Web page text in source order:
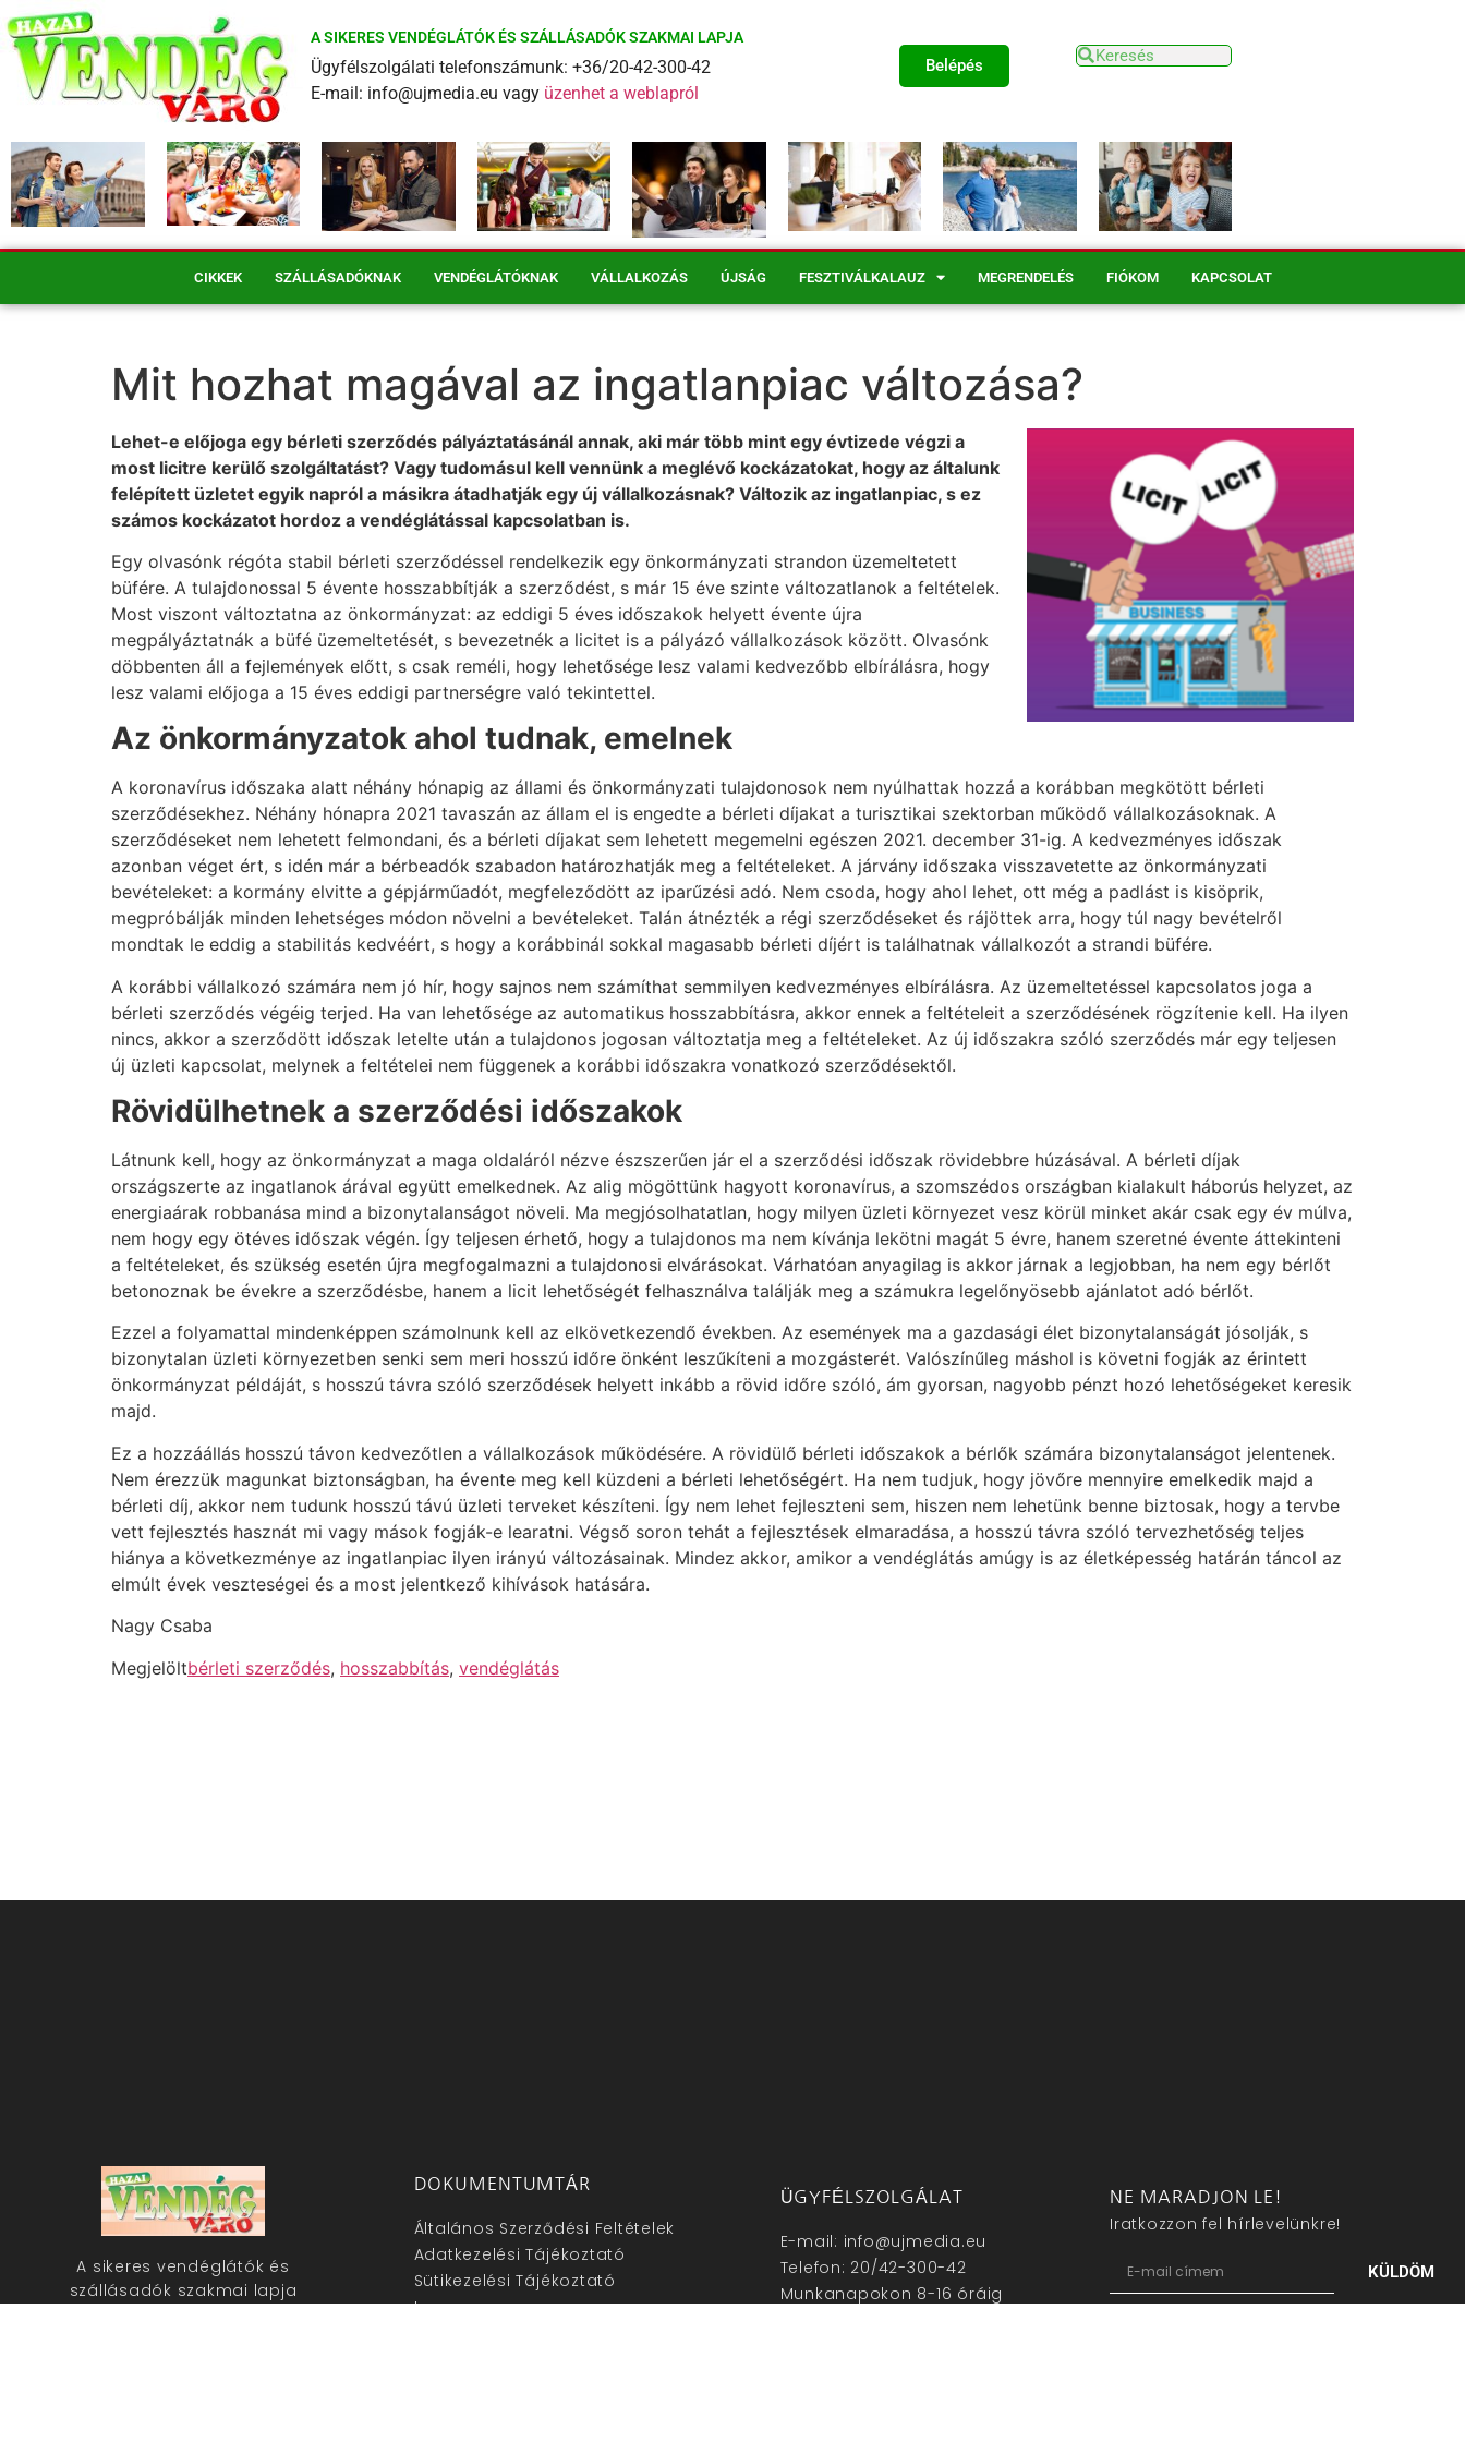
A SIKERES VENDÉGLÁTÓK ÉS SZÁLLÁSADÓK SZAKMAI LAPJA
Ügyfélszolgálati telefonszámunk: +36/20-42-300-42
E-mail: info@ujmedia.eu vagy üzenhet a weblapról
Belépés
CIKKEK SZÁLLÁSADÓKNAK VENDÉGLÁTÓKNAK VÁLLALKOZÁS ÚJSÁG FESZTIVÁLKALAUZ MEGRENDELÉS FIÓKOM KAPCSOLAT
Mit hozhat magával az ingatlanpiac változása?
Lehet-e előjoga egy bérleti szerződés pályáztatásánál annak, aki már több mint egy évtizede végzi a
most licitre kerülő szolgáltatást? Vagy tudomásul kell vennünk a meglévő kockázatokat, hogy az általunk
felépített üzletet egyik napról a másikra átadhatják egy új vállalkozásnak? Változik az ingatlanpiac, s ez
számos kockázatot hordoz a vendéglátással kapcsolatban is.
Egy olvasónk régóta stabil bérleti szerződéssel rendelkezik egy önkormányzati strandon üzemeltetett
büfére. A tulajdonossal 5 évente hosszabbítják a szerződést, s már 15 éve szinte változatlanok a feltételek.
Most viszont változtatna az önkormányzat: az eddigi 5 éves időszakok helyett évente újra
megpályáztatnák a büfé üzemeltetését, s bevezetnék a licitet is a pályázó vállalkozások között. Olvasónk
döbbenten áll a fejlemények előtt, s csak reméli, hogy lehetősége lesz valami kedvezőbb elbírálásra, hogy
lesz valami előjoga a 15 éves eddigi partnerségre való tekintettel.
Az önkormányzatok ahol tudnak, emelnek
A koronavírus időszaka alatt néhány hónapig az állami és önkormányzati tulajdonosok nem nyúlhattak hozzá a korábban megkötött bérleti
szerződésekhez. Néhány hónapra 2021 tavaszán az állam el is engedte a bérleti díjakat a turisztikai szektorban működő vállalkozásoknak. A
szerződéseket nem lehetett felmondani, és a bérleti díjakat sem lehetett megemelni egészen 2021. december 31-ig. A kedvezményes időszak
azonban véget ért, s idén már a bérbeadók szabadon határozhatják meg a feltételeket. A járvány időszaka visszavetette az önkormányzati
bevételeket: a kormány elvitte a gépjárműadót, megfeleződött az iparűzési adó. Nem csoda, hogy ahol lehet, ott még a padlást is kisöprik,
megpróbálják minden lehetséges módon növelni a bevételeket. Talán átnézték a régi szerződéseket és rájöttek arra, hogy túl nagy bevételről
mondtak le eddig a stabilitás kedvéért, s hogy a korábbinál sokkal magasabb bérleti díjért is találhatnak vállalkozót a strandi büfére.
A korábbi vállalkozó számára nem jó hír, hogy sajnos nem számíthat semmilyen kedvezményes elbírálásra. Az üzemeltetéssel kapcsolatos joga a
bérleti szerződés végéig terjed. Ha van lehetősége az automatikus hosszabbításra, akkor ennek a feltételeit a szerződésének rögzítenie kell. Ha ilyen
nincs, akkor a szerződött időszak letelte után a tulajdonos jogosan változtatja meg a feltételeket. Az új időszakra szóló szerződés már egy teljesen
új üzleti kapcsolat, melynek a feltételei nem függenek a korábbi időszakra vonatkozó szerződésektől.
Rövidülhetnek a szerződési időszakok
Látnunk kell, hogy az önkormányzat a maga oldaláról nézve észszerűen jár el a szerződési időszak rövidebbre húzásával. A bérleti díjak
országszerte az ingatlanok árával együtt emelkednek. Az alig mögöttünk hagyott koronavírus, a szomszédos országban kialakult háborús helyzet, az
energiaárak robbanása mind a bizonytalanságot növeli. Ma megjósolhatatlan, hogy milyen üzleti környezet vesz körül minket akár csak egy év múlva,
nem hogy egy ötéves időszak végén. Így teljesen érhető, hogy a tulajdonos ma nem kívánja lekötni magát 5 évre, hanem szeretné évente áttekinteni
a feltételeket, és szükség esetén újra megfogalmazni a tulajdonosi elvárásokat. Várhatóan anyagilag is akkor járnak a legjobban, ha nem egy bérlőt
betonoznak be évekre a szerződésbe, hanem a licit lehetőségét felhasználva találják meg a számukra legelőnyösebb ajánlatot adó bérlőt.
Ezzel a folyamattal mindenképpen számolnunk kell az elkövetkezendő években. Az események ma a gazdasági élet bizonytalanságát jósolják, s
bizonytalan üzleti környezetben senki sem meri hosszú időre önként leszűkíteni a mozgásterét. Valószínűleg máshol is követni fogják az érintett
önkormányzat példáját, s hosszú távra szóló szerződések helyett inkább a rövid időre szóló, ám gyorsan, nagyobb pénzt hozó lehetőségeket keresik
majd.
Ez a hozzáállás hosszú távon kedvezőtlen a vállalkozások működésére. A rövidülő bérleti időszakok a bérlők számára bizonytalanságot jelentenek.
Nem érezzük magunkat biztonságban, ha évente meg kell küzdeni a bérleti lehetőségért. Ha nem tudjuk, hogy jövőre mennyire emelkedik majd a
bérleti díj, akkor nem tudunk hosszú távú üzleti terveket készíteni. Így nem lehet fejleszteni sem, hiszen nem lehetünk benne biztosak, hogy a tervbe
vett fejlesztés hasznát mi vagy mások fogják-e learatni. Végső soron tehát a fejlesztések elmaradása, a hosszú távra szóló tervezhetőség teljes
hiánya a következménye az ingatlanpiac ilyen irányú változásainak. Mindez akkor, amikor a vendéglátás amúgy is az életképesség határán táncol az
elmúlt évek veszteségei és a most jelentkező kihívások hatására.
Nagy Csaba
Megjelöltbérleti szerződés, hosszabbítás, vendéglátás
A sikeres vendéglátók és
szállásadók szakmai lapja
DOKUMENTUMTÁR
Általános Szerződési Feltételek
Adatkezelési Tájékoztató
Sütikezelési Tájékoztató
Impresszum
ÜGYFÉLSZOLGÁLAT
E-mail: info@ujmedia.eu
Telefon: 20/42-300-42
Munkanapokon 8-16 óráig
NE MARADJON LE!
Iratkozzon fel hírlevelünkre!
KÜLDÖM